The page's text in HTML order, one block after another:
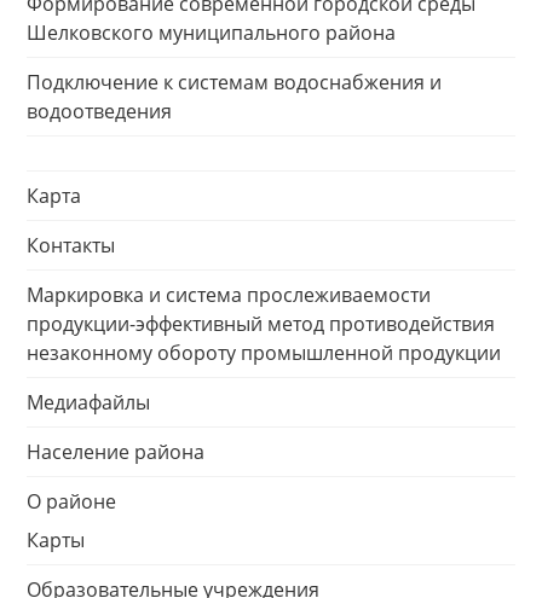
Шелковского муниципального района
Подключение к системам водоснабжения и
водоотведения
Карта
Контакты
Маркировка и система прослеживаемости
продукции-эффективный метод противодействия
незаконному обороту промышленной продукции
Медиафайлы
Население района
О районе
Карты
Образовательные учреждения